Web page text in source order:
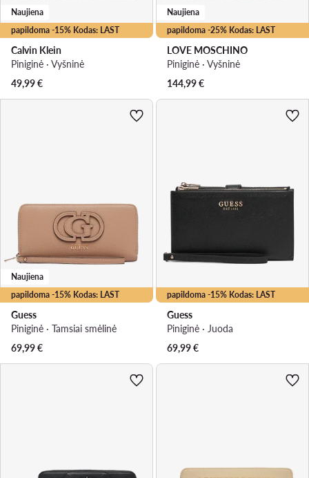
papildoma -15% Kodas: LAST
Naujiena
Calvin Klein
Piniginė · Vyšninė
49,99€
papildoma -25% Kodas: LAST
Naujiena
LOVE MOSCHINO
Piniginė · Vyšninė
144,99€
papildoma -15% Kodas: LAST
Naujiena
Guess
Piniginė · Tamsiai smėlinė
69,99€
papildoma -15% Kodas: LAST
Guess
Piniginė · Juoda
69,99€